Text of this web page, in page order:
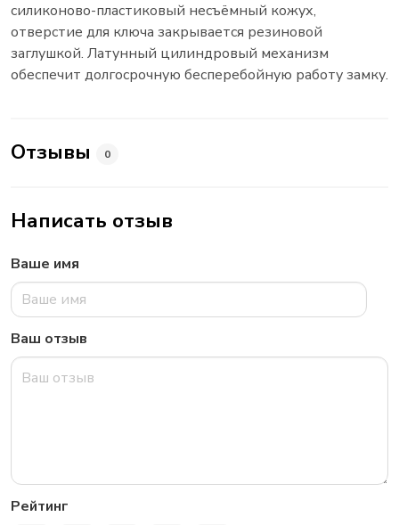
силиконово-пластиковый несъёмный кожух,
отверстие для ключа закрывается резиновой
заглушкой. Латунный цилиндровый механизм
обеспечит долгосрочную бесперебойную работу замку.
Отзывы 0
Написать отзыв
Ваше имя
Ваш отзыв
Рейтинг